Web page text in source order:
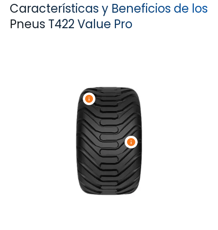
Características y Beneficios de los
Pneus T422 Value Pro